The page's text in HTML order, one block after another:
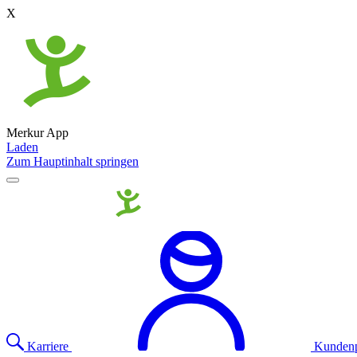
X
Merkur App
Laden
Zum Hauptinhalt springen
Karriere